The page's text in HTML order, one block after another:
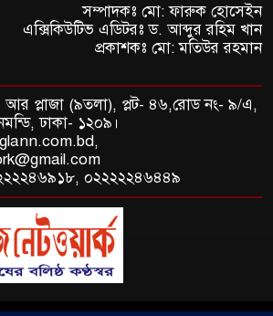
সম্পাদকঃ মো: ফারুক হোসেইন
এক্সিকিউটিভ এডিটরঃ ড. আব্দুর রহিম খান
প্রকাশকঃ মো: মতিউর রহমান
প্লাজা (৯তলা), প্লট- ৪৬,রোড নং- ৯/এ,
ঢাকা- ১২০৯।
০২২২২২৪৬৪৪৯